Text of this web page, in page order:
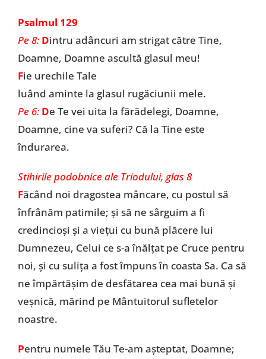
Psalmul 129
Pe 8: Dintru adâncuri am strigat către Tine,
Doamne, Doamne ascultă glasul meu!
Fie urechile Tale
luând aminte la glasul rugăciunii mele.
Pe 6: De Te vei uita la fărădelegi, Doamne,
Doamne, cine va suferi? Că la Tine este
îndurarea.
Stihirile podobnice ale Triodului, glas 8
Făcând noi dragostea mâncare, cu postul să
înfrânăm patimile; şi să ne sârguim a fi
credincioşi şi a vieţui cu bună plăcere lui
Dumnezeu, Celui ce s-a înălţat pe Cruce pentru
noi, şi cu suliţa a fost împuns în coasta Sa. Ca să
ne împărtăşim de desfătarea cea mai bună şi
veşnică, mărind pe Mântuitorul sufletelor
noastre.
Pentru numele Tău Te-am aşteptat, Doamne;